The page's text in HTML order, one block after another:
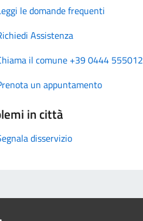
le domande frequenti
Assistenza
il comune +39 0444 555012
un appuntamento
in città
disservizio